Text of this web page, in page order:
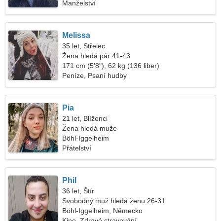
Manželství
Melissa
35 let, Střelec
Žena hledá pár 41-43
171 cm (5'8"), 62 kg (136 liber)
Peníze, Psaní hudby
Pia
21 let, Blíženci
Žena hledá muže
Böhl-Iggelheim
Přátelství
Phil
36 let, Štír
Svobodný muž hledá ženu 26-31
Böhl-Iggelheim, Německo